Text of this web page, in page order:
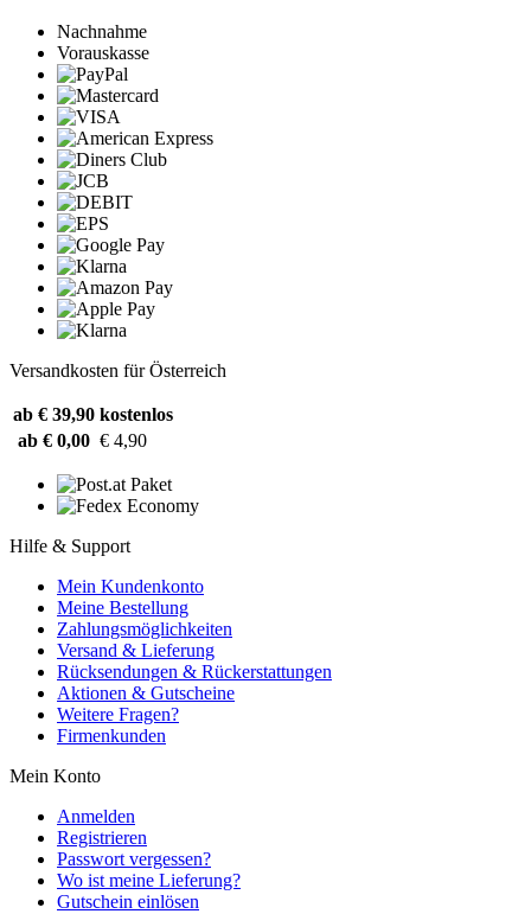
Nachnahme
Vorauskasse
Versandkosten für Österreich
ab € 39,90 kostenlos
ab € 0,00 € 4,90
Hilfe & Support
Mein Kundenkonto
Meine Bestellung
Zahlungsmöglichkeiten
Versand & Lieferung
Rücksendungen & Rückerstattungen
Aktionen & Gutscheine
Weitere Fragen?
Firmenkunden
Mein Konto
Anmelden
Registrieren
Passwort vergessen?
Wo ist meine Lieferung?
Gutschein einlösen